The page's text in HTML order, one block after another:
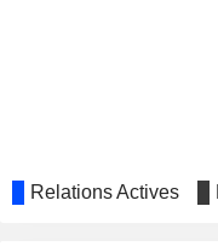
ICG PLC
Relations Actives